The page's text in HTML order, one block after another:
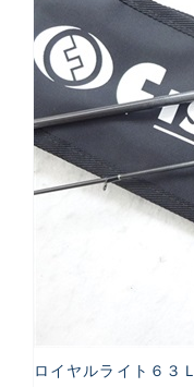
ロイヤルライト６３Ｌ